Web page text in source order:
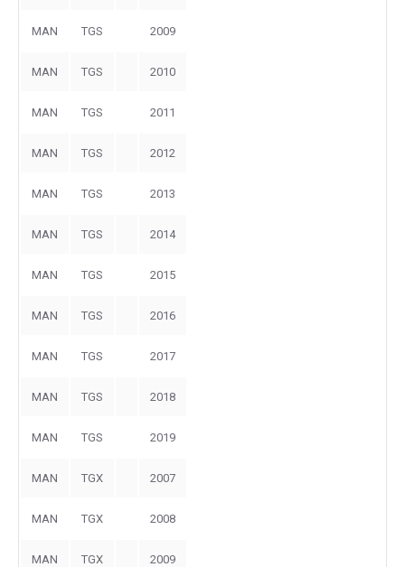
MAN TGS 2009
MAN TGS 2010
MAN TGS 2011
MAN TGS 2012
MAN TGS 2013
MAN TGS 2014
MAN TGS 2015
MAN TGS 2016
MAN TGS 2017
MAN TGS 2018
MAN TGS 2019
MAN TGX 2007
MAN TGX 2008
MAN TGX 2009